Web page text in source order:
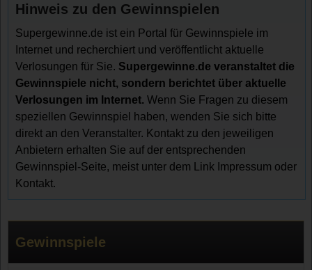
Hinweis zu den Gewinnspielen
Supergewinne.de ist ein Portal für Gewinnspiele im
Internet und recherchiert und veröffentlicht aktuelle
Verlosungen für Sie. Supergewinne.de veranstaltet die
Gewinnspiele nicht, sondern berichtet über aktuelle
Verlosungen im Internet. Wenn Sie Fragen zu diesem
speziellen Gewinnspiel haben, wenden Sie sich bitte
direkt an den Veranstalter. Kontakt zu den jeweiligen
Anbietern erhalten Sie auf der entsprechenden
Gewinnspiel-Seite, meist unter dem Link Impressum oder
Kontakt.
Gewinnspiele